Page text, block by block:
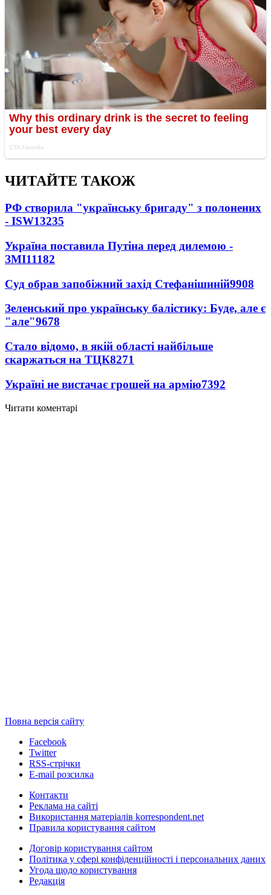
ЧИТАЙТЕ ТАКОЖ
РФ створила "українську бригаду" з полонених
- ISW13235
Україна поставила Путіна перед дилемою -
ЗМІ11182
Суд обрав запобіжний захід Стефанішиній9908
Зеленський про українську балістику: Буде, але є
"але"9678
Стало відомо, в якій області найбільше
скаржаться на ТЦК8271
Україні не вистачає грошей на армію7392
Читати коментарі
Повна версія сайту
Facebook
Twitter
RSS-стрічки
E-mail розсилка
Контакти
Реклама на сайті
Використання матеріалів korrespondent.net
Правила користування сайтом
Договір користування сайтом
Політика у сфері конфіденційності і персональних даних
Угода щодо користування
Редакція